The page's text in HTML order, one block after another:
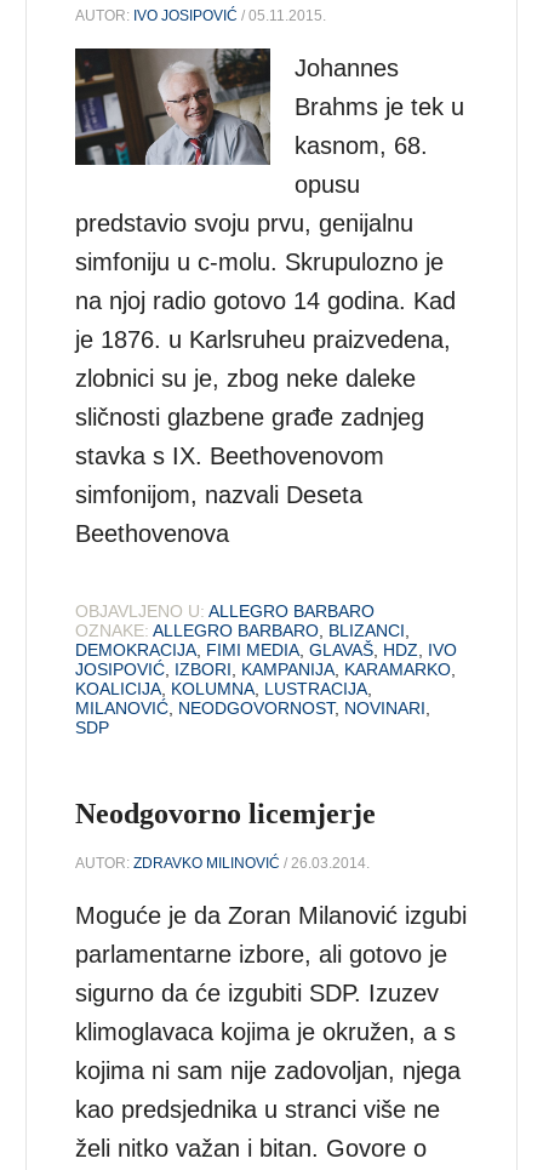
AUTOR: IVO JOSIPOVIĆ / 05.11.2015.
Johannes
Brahms je tek u
kasnom, 68.
opusu
predstavio svoju prvu, genijalnu
simfoniju u c-molu. Skrupulozno je
na njoj radio gotovo 14 godina. Kad
je 1876. u Karlsruheu praizvedena,
zlobnici su je, zbog neke daleke
sličnosti glazbene građe zadnjeg
stavka s IX. Beethovenovom
simfonijom, nazvali Deseta
Beethovenova
OBJAVLJENO U: ALLEGRO BARBARO
OZNAKE: ALLEGRO BARBARO BLIZANCI
DEMOKRACIJA FIMI MEDIA ,GLAVAŠ HDZ
IVO
JOSIPOVIĆ IZBORI KAMPANIJA KARAMARKO
KOALICIJA KOLUMNA LUSTRACIJA
MILANOVIĆ NEODGOVORNOST, NOVINARI
SDP
Neodgovorno licemjerje
AUTOR:ZDRAVKO MILINOVIĆ / 26.03.2014.
Moguće je da Zoran Milanović izgubi
parlamentarne izbore, ali gotovo je
sigurno da će izgubiti SDP. Izuzev
klimoglavaca kojima je okružen, a s
kojima ni sam nije zadovoljan, njega
kao predsjednika u stranci više ne
želi nitko važan i bitan. Govore o